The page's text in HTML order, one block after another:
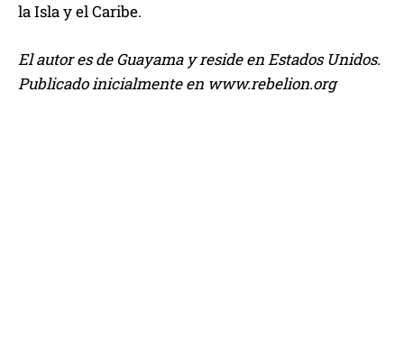
la Isla y el Caribe.
El autor es de Guayama y reside en Estados Unidos.
Publicado inicialmente en www.rebelion.org